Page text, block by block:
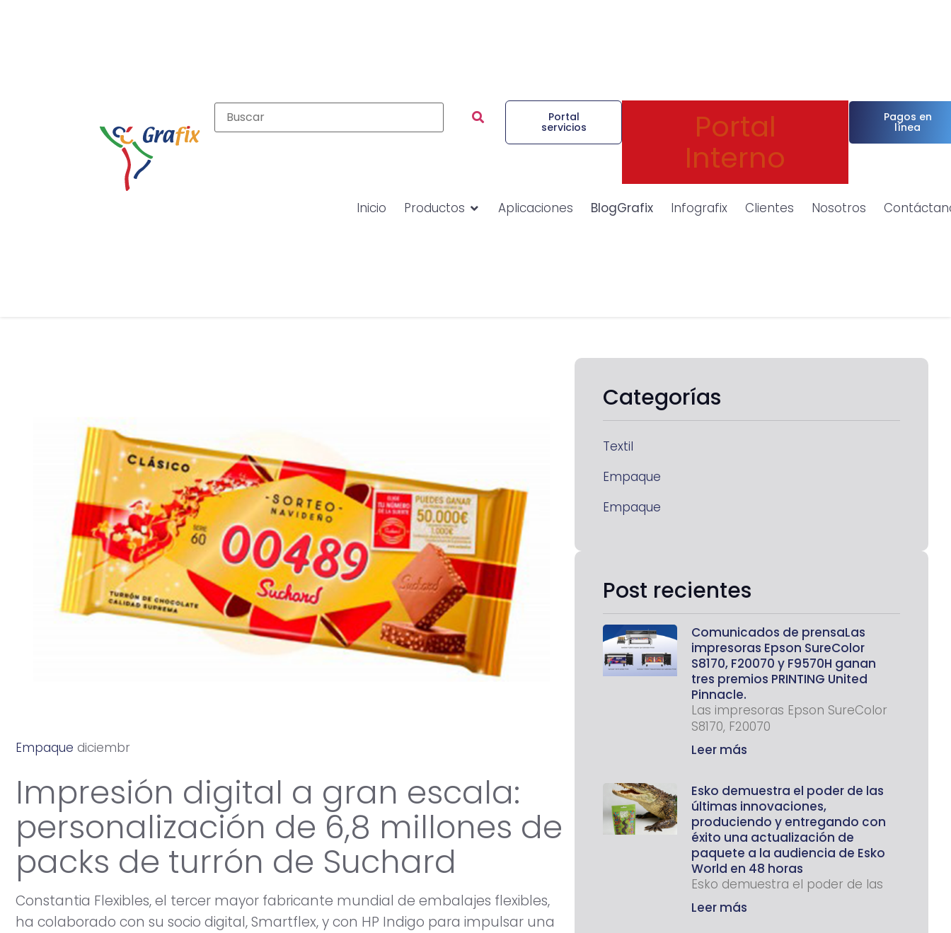
Portal
servicios Portal
Interno
Pagos en
línea
Inicio Productos Aplicaciones BlogGrafix Infografix Clientes Nosotros
Empaque diciembr
Impresión digital a gran escala:
personalización de 6,8 millones de
packs de turrón de Suchard
Constantia Flexibles, el tercer mayor fabricante mundial de embalajes flexibles,
ha colaborado con su socio digital, Smartflex, y con HP Indigo para impulsar una
Categorías
Textil
Empaque
Empaque
Post recientes
Comunicados de prensaLas
impresoras Epson SureColor
S8170, F20070 y F9570H ganan
tres premios PRINTING United
Pinnacle.
Las impresoras Epson SureColor
S8170, F20070
Leer más
Esko demuestra el poder de las
últimas innovaciones,
produciendo y entregando con
éxito una actualización de
paquete a la audiencia de Esko
World en 48 horas
Esko demuestra el poder de las
Leer más